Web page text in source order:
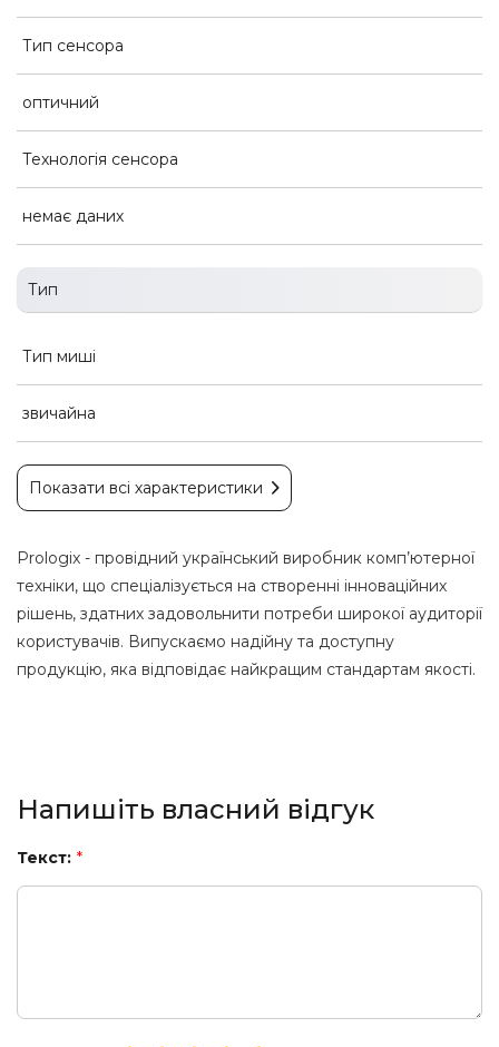
Тип сенсора
оптичний
Технологія сенсора
немає даних
Тип
Тип миші
звичайна
Показати всі характеристики
Prologix - провідний український виробник комп’ютерної
техніки, що спеціалізується на створенні інноваційних
рішень, здатних задовольнити потреби широкої аудиторії
користувачів. Випускаємо надійну та доступну
продукцію, яка відповідає найкращим стандартам якості.
Напишіть власний відгук
Текст: *